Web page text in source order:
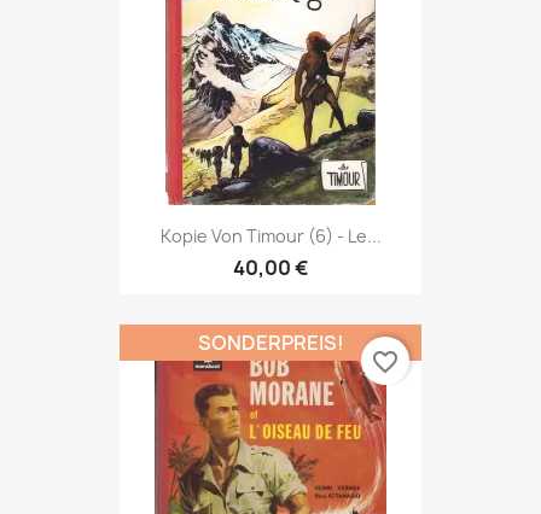
Kopie Von Timour (6) - Le...
40,00 €
SONDERPREIS!
favorite_border